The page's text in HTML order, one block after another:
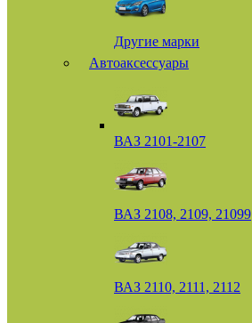
Другие марки
Автоаксессуары
ВАЗ 2101-2107
ВАЗ 2108, 2109, 21099
ВАЗ 2110, 2111, 2112